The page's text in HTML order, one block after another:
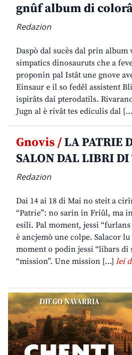
gnûf album di
Redazion
Daspò dal sucès dal prin
simpatics dinosauruts che a
proponin pal Istât une gnove
Einsaur e il so fedêl assistent
ispirâts dai pterodatils.
Jugn al è rivât tes ediculis dal
Gnovis /LA PATRIE
SALON DAL LIBRI
Redazion
Dai 14 ai 18 di Mai no steit a
“Patrie”: no sarin in Friûl, ma
esili. Pal moment, jessi
è ancjemò une colpe. Salacor
moment o podin jessi “libars di
“mission”. Une mission […] lei